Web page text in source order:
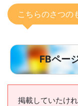
こちらのさつの
FBペー
掲載していたけ